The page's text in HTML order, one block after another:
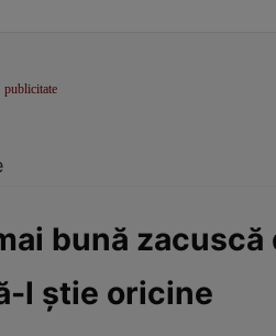
bună
l ştie oricine